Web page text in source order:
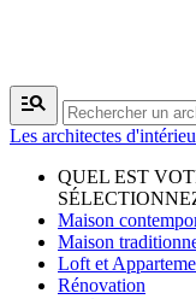
manage_search
Les architectes
QUEL EST
Maison
Maison
Loft et
Rénovation